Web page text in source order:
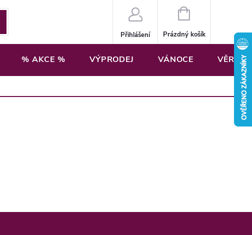
Přihlášení
NÁKUPNÍ
Prázdný košík
% AKCE % VÝPRODEJ VÁNOCE